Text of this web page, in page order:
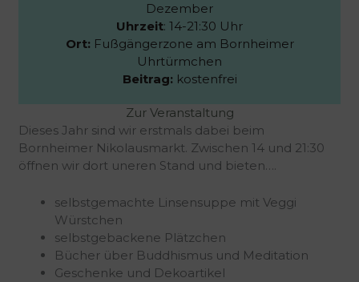
Dezember
Uhrzeit: 14-21:30 Uhr
Ort: Fußgängerzone am Bornheimer
Uhrtürmchen
Beitrag: kostenfrei
Zur Veranstaltung
Dieses Jahr sind wir erstmals dabei beim
Bornheimer Nikolausmarkt. Zwischen 14 und 21:30
öffnen wir dort uneren Stand und bieten….
selbstgemachte Linsensuppe mit Veggi
Würstchen
selbstgebackene Plätzchen
Bücher über Buddhismus und Meditation
Geschenke und Dekoartikel